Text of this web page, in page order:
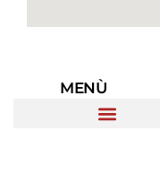
MENÙ